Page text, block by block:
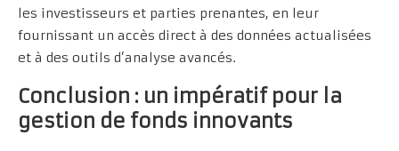
les investisseurs et parties prenantes, en leur
fournissant un accès direct à des données actualisées
et à des outils d’analyse avancés.
Conclusion : un impératif pour la
gestion de fonds innovants